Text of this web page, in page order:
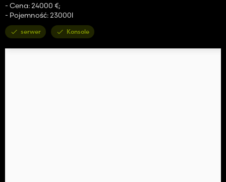
- Cena: 24000 €;
- Pojemność: 23000l
serwer Konsole